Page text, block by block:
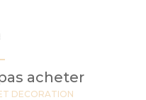
acheter
DECORATION